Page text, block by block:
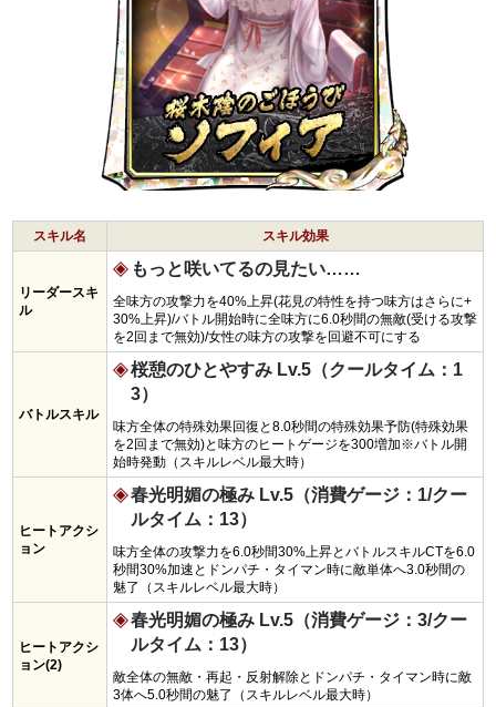
スキル名 スキル効果
リーダースキ
ル
もっと咲いてるの見たい……
全味方の攻撃力を40%上昇(花見の特性を持つ味方はさらに+
30%上昇)/バトル開始時に全味方に6.0秒間の無敵(受ける攻撃
を2回まで無効)/女性の味方の攻撃を回避不可にする
バトルスキル
桜憩のひとやすみ Lv.5（クールタイム：1
3）
味方全体の特殊効果回復と8.0秒間の特殊効果予防(特殊効果
を2回まで無効)と味方のヒートゲージを300増加※バトル開
始時発動（スキルレベル最大時）
ヒートアクシ
ョン
春光明媚の極み Lv.5（消費ゲージ：1/クー
ルタイム：13）
味方全体の攻撃力を6.0秒間30%上昇とバトルスキルCTを6.0
秒間30%加速とドンパチ・タイマン時に敵単体へ3.0秒間の
魅了（スキルレベル最大時）
ヒートアクシ
ョン(2)
春光明媚の極み Lv.5（消費ゲージ：3/クー
ルタイム：13）
敵全体の無敵・再起・反射解除とドンパチ・タイマン時に敵
3体へ5.0秒間の魅了（スキルレベル最大時）